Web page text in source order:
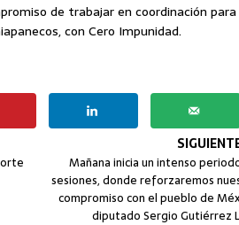
de trabajar en coordinación
con Cero Impunidad.
Mañana inicia un intenso
sesiones, donde reforzaremos
compromiso con el pueblo de
diputado Sergio Gutiérrez